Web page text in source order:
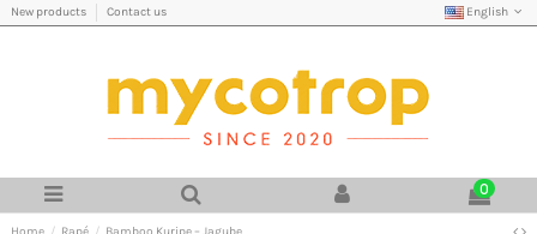
New products Contact us English
0